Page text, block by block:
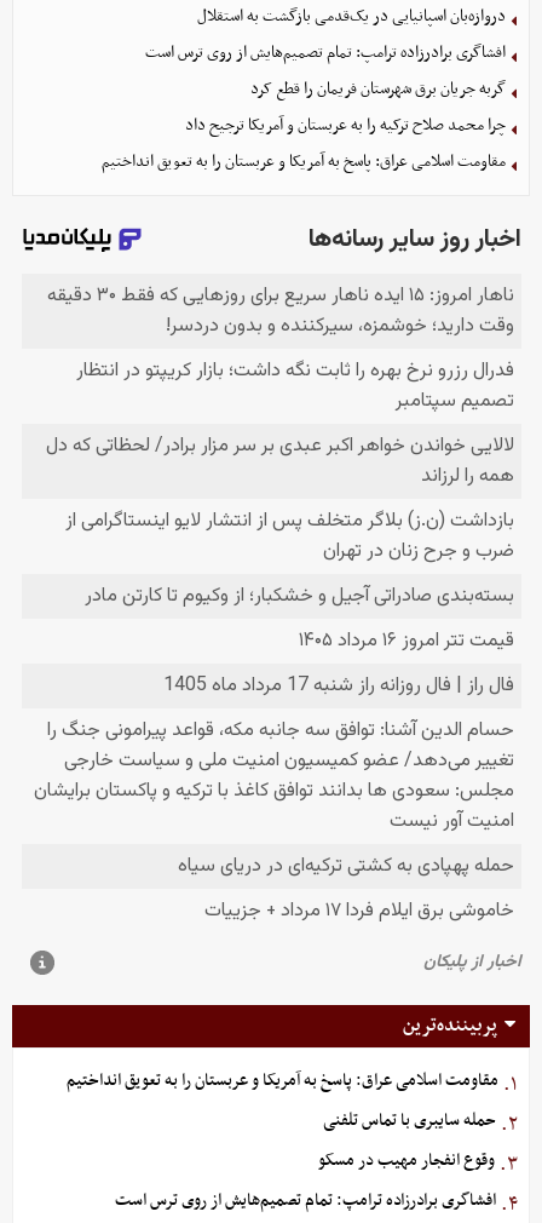
دروازه‌بان اسپانیایی در یک‌قدمی بازگشت به استقلال
افشاگری برادرزاده ترامپ: تمام تصمیم‌هایش از روی ترس است
گربه جریان برق شهرستان فریمان را قطع کرد
چرا محمد صلاح ترکیه را به عربستان و آمریکا ترجیح داد
مقاومت اسلامی عراق: پاسخ به آمریکا و عربستان را به تعویق انداختیم
پربیننده‌ترین
۱. مقاومت اسلامی عراق: پاسخ به آمریکا و عربستان را به تعویق انداختیم
۲. حمله سایبری با تماس تلفنی
۳. وقوع انفجار مهیب در مسکو
۴. افشاگری برادرزاده ترامپ: تمام تصمیم‌هایش از روی ترس است